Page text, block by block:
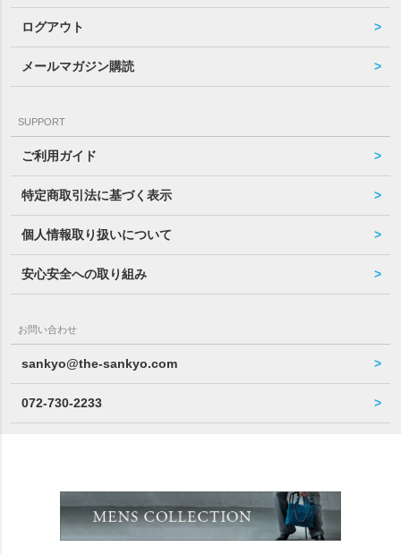
ログアウト
メールマガジン購読
SUPPORT
ご利用ガイド
特定商取引法に基づく表示
個人情報取り扱いについて
安心安全への取り組み
お問い合わせ
sankyo@the-sankyo.com
072-730-2233